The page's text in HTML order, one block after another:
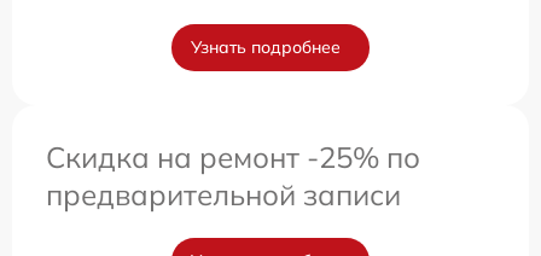
Узнать подробнее
Скидка на ремонт -25% по
предварительной записи